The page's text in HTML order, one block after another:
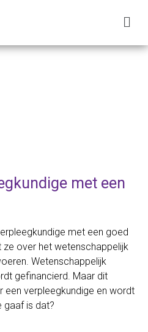
met een
met een goed
ze over het wetenschappelijk
Wetenschappelijk
gefinancierd. Maar dit
verpleegkundige en wordt
gaaf is dat?